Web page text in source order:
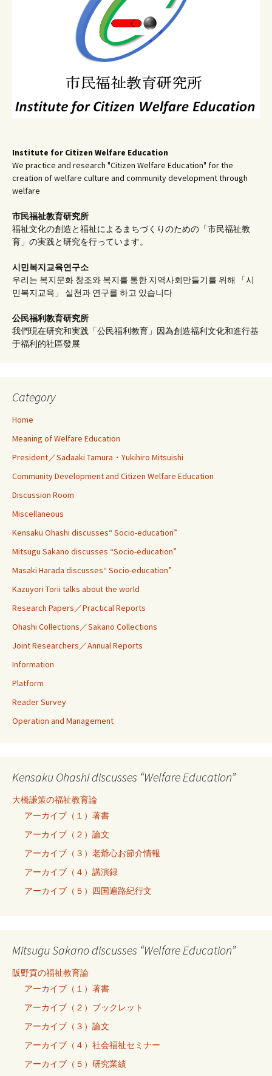
Institute for Citizen Welfare Education
We practice and research "Citizen Welfare Education" for the
creation of welfare culture and community development through
welfare
市民福祉教育研究所
福祉文化の創造と福祉によるまちづくりのための「市民福祉教
育」の実践と研究を行っています。
시민복지교육연구소
우리는 복지문화 창조와 복지를 통한 지역사회만들기를 위해 「시
민복지교육」 실천과 연구를 하고 있습니다
公民福利教育研究所
我們現在研究和実践「公民福利教育」因為創造福利文化和進行基
于福利的社區發展
Category
Home
Meaning of Welfare Education
President／Sadaaki Tamura・Yukihiro Mitsuishi
Community Development and Citizen Welfare Education
Discussion Room
Miscellaneous
Kensaku Ohashi discusses“ Socio-education”
Mitsugu Sakano discusses “Socio-education”
Masaki Harada discusses“ Socio-education”
Kazuyori Torii talks about the world
Research Papers／Practical Reports
Ohashi Collections／Sakano Collections
Joint Researchers／Annual Reports
Information
Platform
Reader Survey
Operation and Management
Kensaku Ohashi discusses “Welfare Education”
大橋謙策の福祉教育論
アーカイブ（１）著書
アーカイブ（２）論文
アーカイブ（３）老爺心お節介情報
アーカイブ（４）講演録
アーカイブ（５）四国遍路紀行文
Mitsugu Sakano discusses “Welfare Education”
阪野貢の福祉教育論
アーカイブ（１）著書
アーカイブ（２）ブックレット
アーカイブ（３）論文
アーカイブ（４）社会福祉セミナー
アーカイブ（５）研究業績